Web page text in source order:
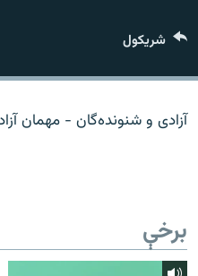
د ازادې اروپا/ ازادي راډيو ټولې
شريکول
آزادی و شنونده‌گان - مهمان
برخې